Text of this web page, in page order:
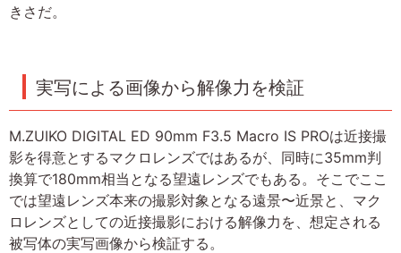
きさだ。
実写による画像から解像力を検証
M.ZUIKO DIGITAL ED 90mm F3.5 Macro IS PROは近接撮
影を得意とするマクロレンズではあるが、同時に35mm判
換算で180mm相当となる望遠レンズでもある。そこでここ
では望遠レンズ本来の撮影対象となる遠景〜近景と、マク
ロレンズとしての近接撮影における解像力を、想定される
被写体の実写画像から検証する。